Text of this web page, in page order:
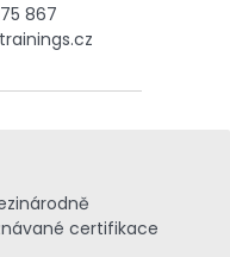
867
certifikace